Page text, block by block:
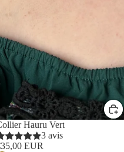
Hauru Vert
3 avis
EUR